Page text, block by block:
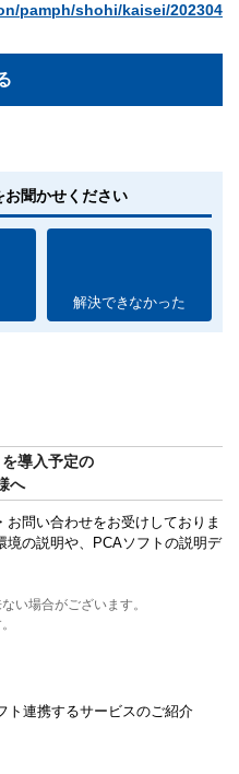
pamph/shohi/kaisei/202304
聞かせください
解決できなかった
導入予定の
へ
問い合わせをお受けしておりま
境の説明や、PCAソフトの説明デ
い場合がございます。
ト連携するサービスのご紹介